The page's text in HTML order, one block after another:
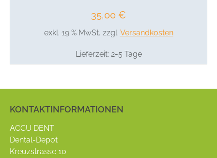
35,00 €
exkl. 19 % MwSt. zzgl. Versandkosten
Lieferzeit: 2-5 Tage
KONTAKTINFORMATIONEN
ACCU DENT
Dental-Depot
Kreuzstrasse 10